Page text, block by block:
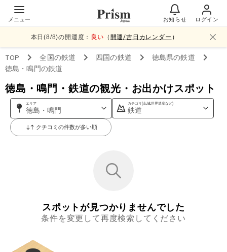
メニュー お知らせ ログイン
本日(8/8)の開運度： 良い （ 開運/吉日カレンダー ）
TOP 全国の鉄道 四国の鉄道 徳島県の鉄道
徳島・鳴門の鉄道
徳島・鳴門・鉄道の観光・お出かけスポット
エリア
徳島・鳴門
カテゴリ(山,城,世界遺産など)
鉄道
クチコミの件数が多い順
スポットが見つかりませんでした
条件を変更して再度検索してください